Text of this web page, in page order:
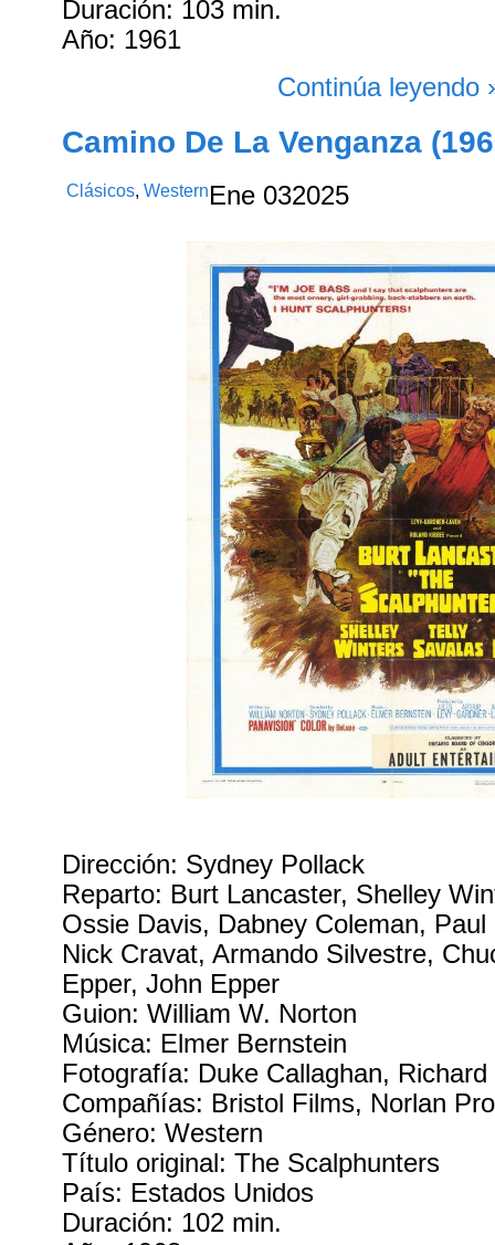
Duración: 103 min.
Año: 1961
Continúa leyendo
Camino De La Venganza
Clásicos,Western Ene 032025
Dirección: Sydney Pollack
Reparto: Burt Lancaster, Shelley
Ossie Davis, Dabney Coleman,
Nick Cravat, Armando Silvestre,
Epper, John Epper
Guion: William W. Norton
Música: Elmer Bernstein
Fotografía: Duke Callaghan, Richard
Compañías: Bristol Films, Norlan
Género: Western
Título original: The Scalphunters
País: Estados Unidos
Duración: 102 min.